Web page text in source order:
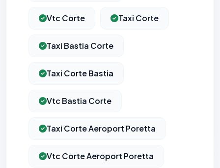
Vtc Corte Taxi Corte
Taxi Bastia Corte
Taxi Corte Bastia
Vtc Bastia Corte
Taxi Corte Aeroport Poretta
Vtc Corte Aeroport Poretta